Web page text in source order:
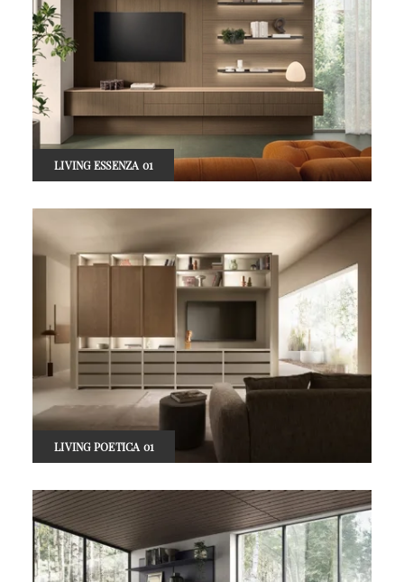
LIVING ESSENZA 01
LIVING POETICA 01